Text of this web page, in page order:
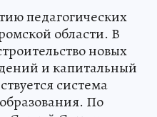
педагогических
области. В
новых
и капитальный
система
По